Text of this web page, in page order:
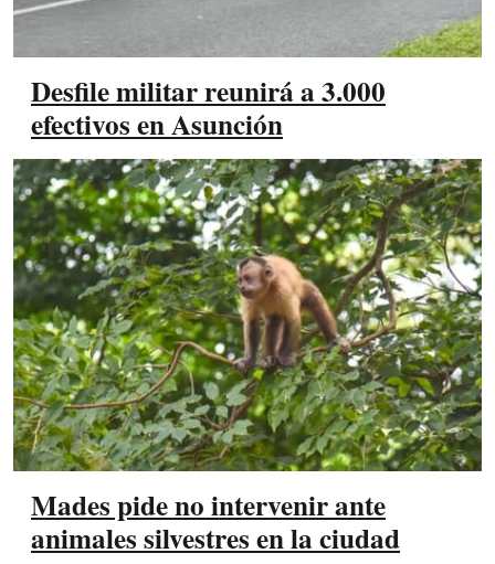
Desfile militar reunirá a 3.000
efectivos en Asunción
Mades pide no intervenir ante
animales silvestres en la ciudad